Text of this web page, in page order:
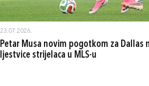
23.07.2026.
Petar Musa novim pogotkom za Dallas
ljestvice strijelaca u MLS-u